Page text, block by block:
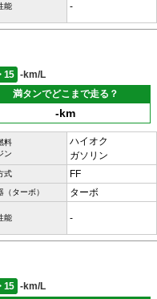
能 -
15
-km/L
満タンでどこまで走る？
-km
料
ン
ハイオク
ガソリン
式 FF
（ターボ） ターボ
能 -
15
-km/L